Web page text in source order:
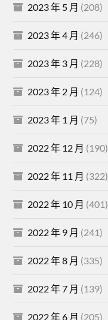
2023 年 5 月 (208)
2023 年 4 月 (246)
2023 年 3 月 (228)
2023 年 2 月 (124)
2023 年 1 月 (75)
2022 年 12 月 (190)
2022 年 11 月 (322)
2022 年 10 月 (401)
2022 年 9 月 (241)
2022 年 8 月 (335)
2022 年 7 月 (139)
2022 年 6 月 (205)